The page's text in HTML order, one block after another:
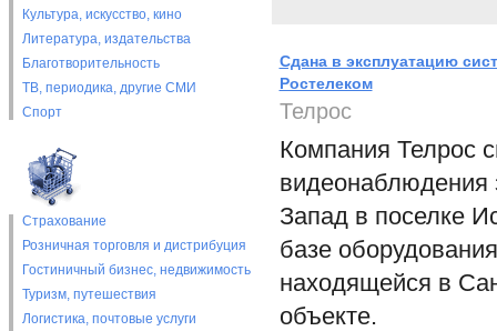
Культура, искусство, кино
Литература, издательства
Благотворительность
ТВ, периодика, другие СМИ
Спорт
Страхование
Розничная торговля и дистрибуция
Гостиничный бизнес, недвижимость
Туризм, путешествия
Логистика, почтовые услуги
Сдана в эксплуатацию
Ростелеком
Телрос
Компания Телрос
видеонаблюдения
Запад в поселке
базе
находящейся в
объекте.